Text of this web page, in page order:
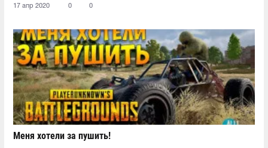
17 апр 2020 0 0
Меня хотели за пушить!